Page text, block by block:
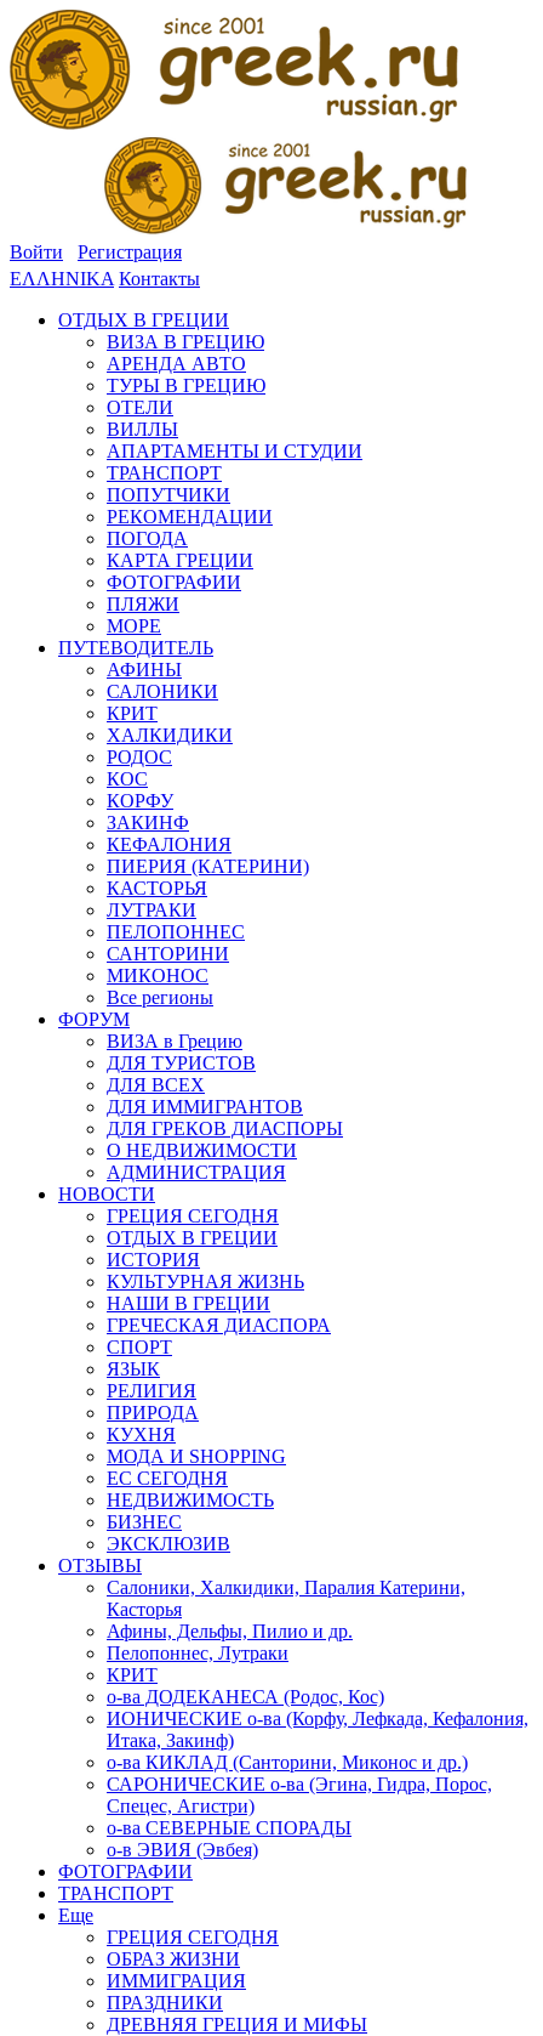
Войти
Регистрация
ΕΛΛΗΝΙΚΑ Контакты
ОТДЫХ В ГРЕЦИИ
ВИЗА В ГРЕЦИЮ
АРЕНДА АВТО
ТУРЫ В ГРЕЦИЮ
ОТЕЛИ
ВИЛЛЫ
АПАРТАМЕНТЫ И СТУДИИ
ТРАНСПОРТ
ПОПУТЧИКИ
РЕКОМЕНДАЦИИ
ПОГОДА
КАРТА ГРЕЦИИ
ФОТОГРАФИИ
ПЛЯЖИ
МОРЕ
ПУТЕВОДИТЕЛЬ
АФИНЫ
САЛОНИКИ
КРИТ
ХАЛКИДИКИ
РОДОС
КОС
КОРФУ
ЗАКИНФ
КЕФАЛОНИЯ
ПИЕРИЯ (КАТЕРИНИ)
КАСТОРЬЯ
ЛУТРАКИ
ПЕЛОПОННЕС
САНТОРИНИ
МИКОНОС
Все регионы
ФОРУМ
ВИЗА в Грецию
ДЛЯ ТУРИСТОВ
ДЛЯ ВСЕХ
ДЛЯ ИММИГРАНТОВ
ДЛЯ ГРЕКОВ ДИАСПОРЫ
О НЕДВИЖИМОСТИ
АДМИНИСТРАЦИЯ
НОВОСТИ
ГРЕЦИЯ СЕГОДНЯ
ОТДЫХ В ГРЕЦИИ
ИСТОРИЯ
КУЛЬТУРНАЯ ЖИЗНЬ
НАШИ В ГРЕЦИИ
ГРЕЧЕСКАЯ ДИАСПОРА
СПОРТ
ЯЗЫК
РЕЛИГИЯ
ПРИРОДА
КУХНЯ
МОДА И SHOPPING
ЕС СЕГОДНЯ
НЕДВИЖИМОСТЬ
БИЗНЕС
ЭКСКЛЮЗИВ
ОТЗЫВЫ
Салоники, Халкидики, Паралия Катерини,
Касторья
Афины, Дельфы, Пилио и др.
Пелопоннес, Лутраки
КРИТ
о-ва ДОДЕКАНЕСА (Родос, Кос)
ИОНИЧЕСКИЕ о-ва (Корфу, Лефкада, Кефалония,
Итака, Закинф)
о-ва КИКЛАД (Санторини, Миконос и др.)
САРОНИЧЕСКИЕ о-ва (Эгина, Гидра, Порос,
Спецес, Агистри)
о-ва СЕВЕРНЫЕ СПОРАДЫ
о-в ЭВИЯ (Эвбея)
ФОТОГРАФИИ
ТРАНСПОРТ
Еще
ГРЕЦИЯ СЕГОДНЯ
ОБРАЗ ЖИЗНИ
ИММИГРАЦИЯ
ПРАЗДНИКИ
ДРЕВНЯЯ ГРЕЦИЯ И МИФЫ